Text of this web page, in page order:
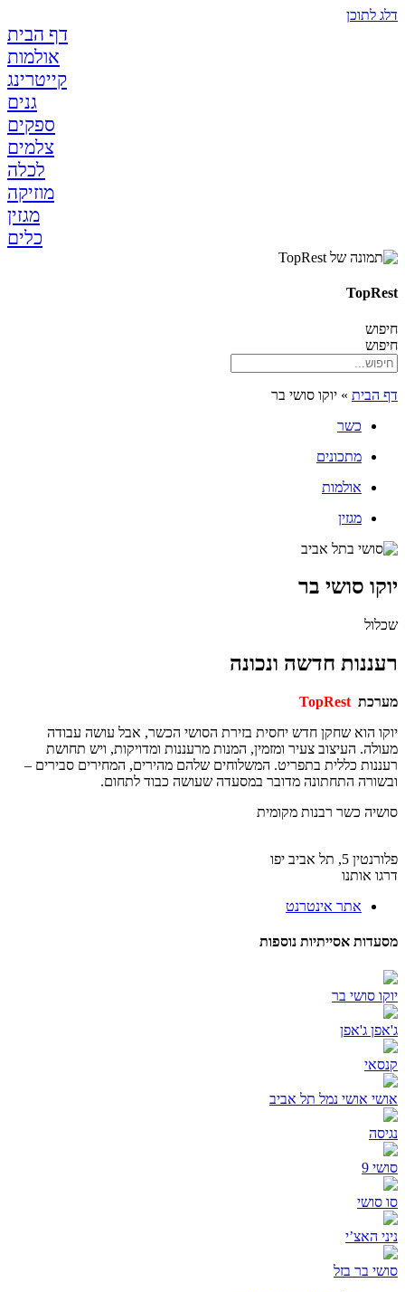
דף הבית
אולמות
קייטרינג
גנים
ספקים
צלמים
לכלה
מוזיקה
מגזין
כלים
»יוקו סושי בר
כשר
מתכונים
אולמות
מגזין
סושי בר
חדשה ונכונה
TopRest
הוא שחקן חדש יחסית בזירת הסושי הכשר, אבל עושה עבודה
העיצוב צעיר ומזמין, המנות מרעננות ומדויקות, ויש תחושת
כללית בתפריט. המשלוחים שלהם מהירים, המחירים סבירים –
התחתונה מדובר במסעדה שעושה כבוד לתחום.
כשר רבנות מקומית
תל אביב יפו
אתר אינטרנט
אסייתיות נוספות
סושי בר
ג'אפן
אושי נמל תל אביב
האצ’י
בר בזל